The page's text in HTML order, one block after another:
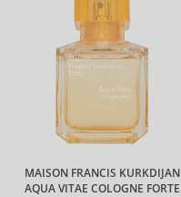
MAISON FRANCIS KURKDIJAN
AQUA VITAE COLOGNE FORTE